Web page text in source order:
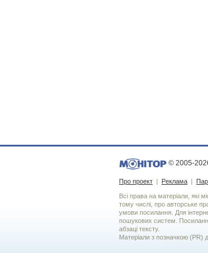
© 2005-
Про проект | Реклама |
Всі права на матеріали, які
тому числі, про авторське
умови посилання. Для
пошукових систем.
абзаці тексту.
Матеріали з позначкою (PR)